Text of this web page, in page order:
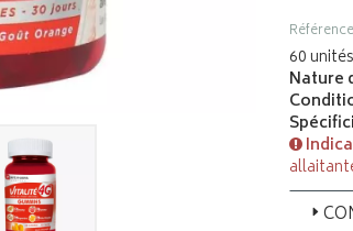
60 unités
Nature